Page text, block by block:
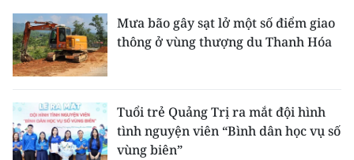
Mưa bão gây sạt lở một số điểm giao
thông ở vùng thượng du Thanh Hóa
Tuổi trẻ Quảng Trị ra mắt đội hình
tình nguyện viên “Bình dân học vụ số
vùng biên”